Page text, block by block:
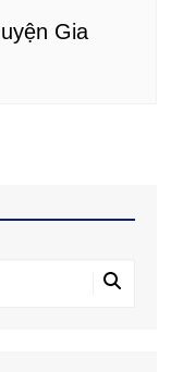
Gia